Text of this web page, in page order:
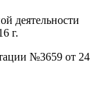
деятельности
г.
№3659 от 24